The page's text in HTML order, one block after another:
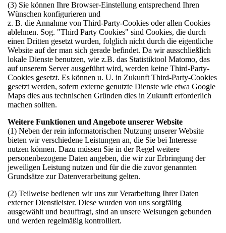
(3) Sie können Ihre Browser-Einstellung entsprechend Ihren
Wünschen konfigurieren und
z. B. die Annahme von Third-Party-Cookies oder allen Cookies
ablehnen. Sog. "Third Party Cookies" sind Cookies, die durch
einen Dritten gesetzt wurden, folglich nicht durch die eigentliche
Website auf der man sich gerade befindet. Da wir ausschließlich
lokale Dienste benutzen, wie z.B. das Statistiktool Matomo, das
auf unserem Server ausgeführt wird, werden keine Third-Party-
Cookies gesetzt. Es können u. U. in Zukunft Third-Party-Cookies
gesetzt werden, sofern externe genutzte Dienste wie etwa Google
Maps dies aus technischen Gründen dies in Zukunft erforderlich
machen sollten.
Weitere Funktionen und Angebote unserer Website
(1) Neben der rein informatorischen Nutzung unserer Website
bieten wir verschiedene Leistungen an, die Sie bei Interesse
nutzen können. Dazu müssen Sie in der Regel weitere
personenbezogene Daten angeben, die wir zur Erbringung der
jeweiligen Leistung nutzen und für die die zuvor genannten
Grundsätze zur Datenverarbeitung gelten.
(2) Teilweise bedienen wir uns zur Verarbeitung Ihrer Daten
externer Dienstleister. Diese wurden von uns sorgfältig
ausgewählt und beauftragt, sind an unsere Weisungen gebunden
und werden regelmäßig kontrolliert.